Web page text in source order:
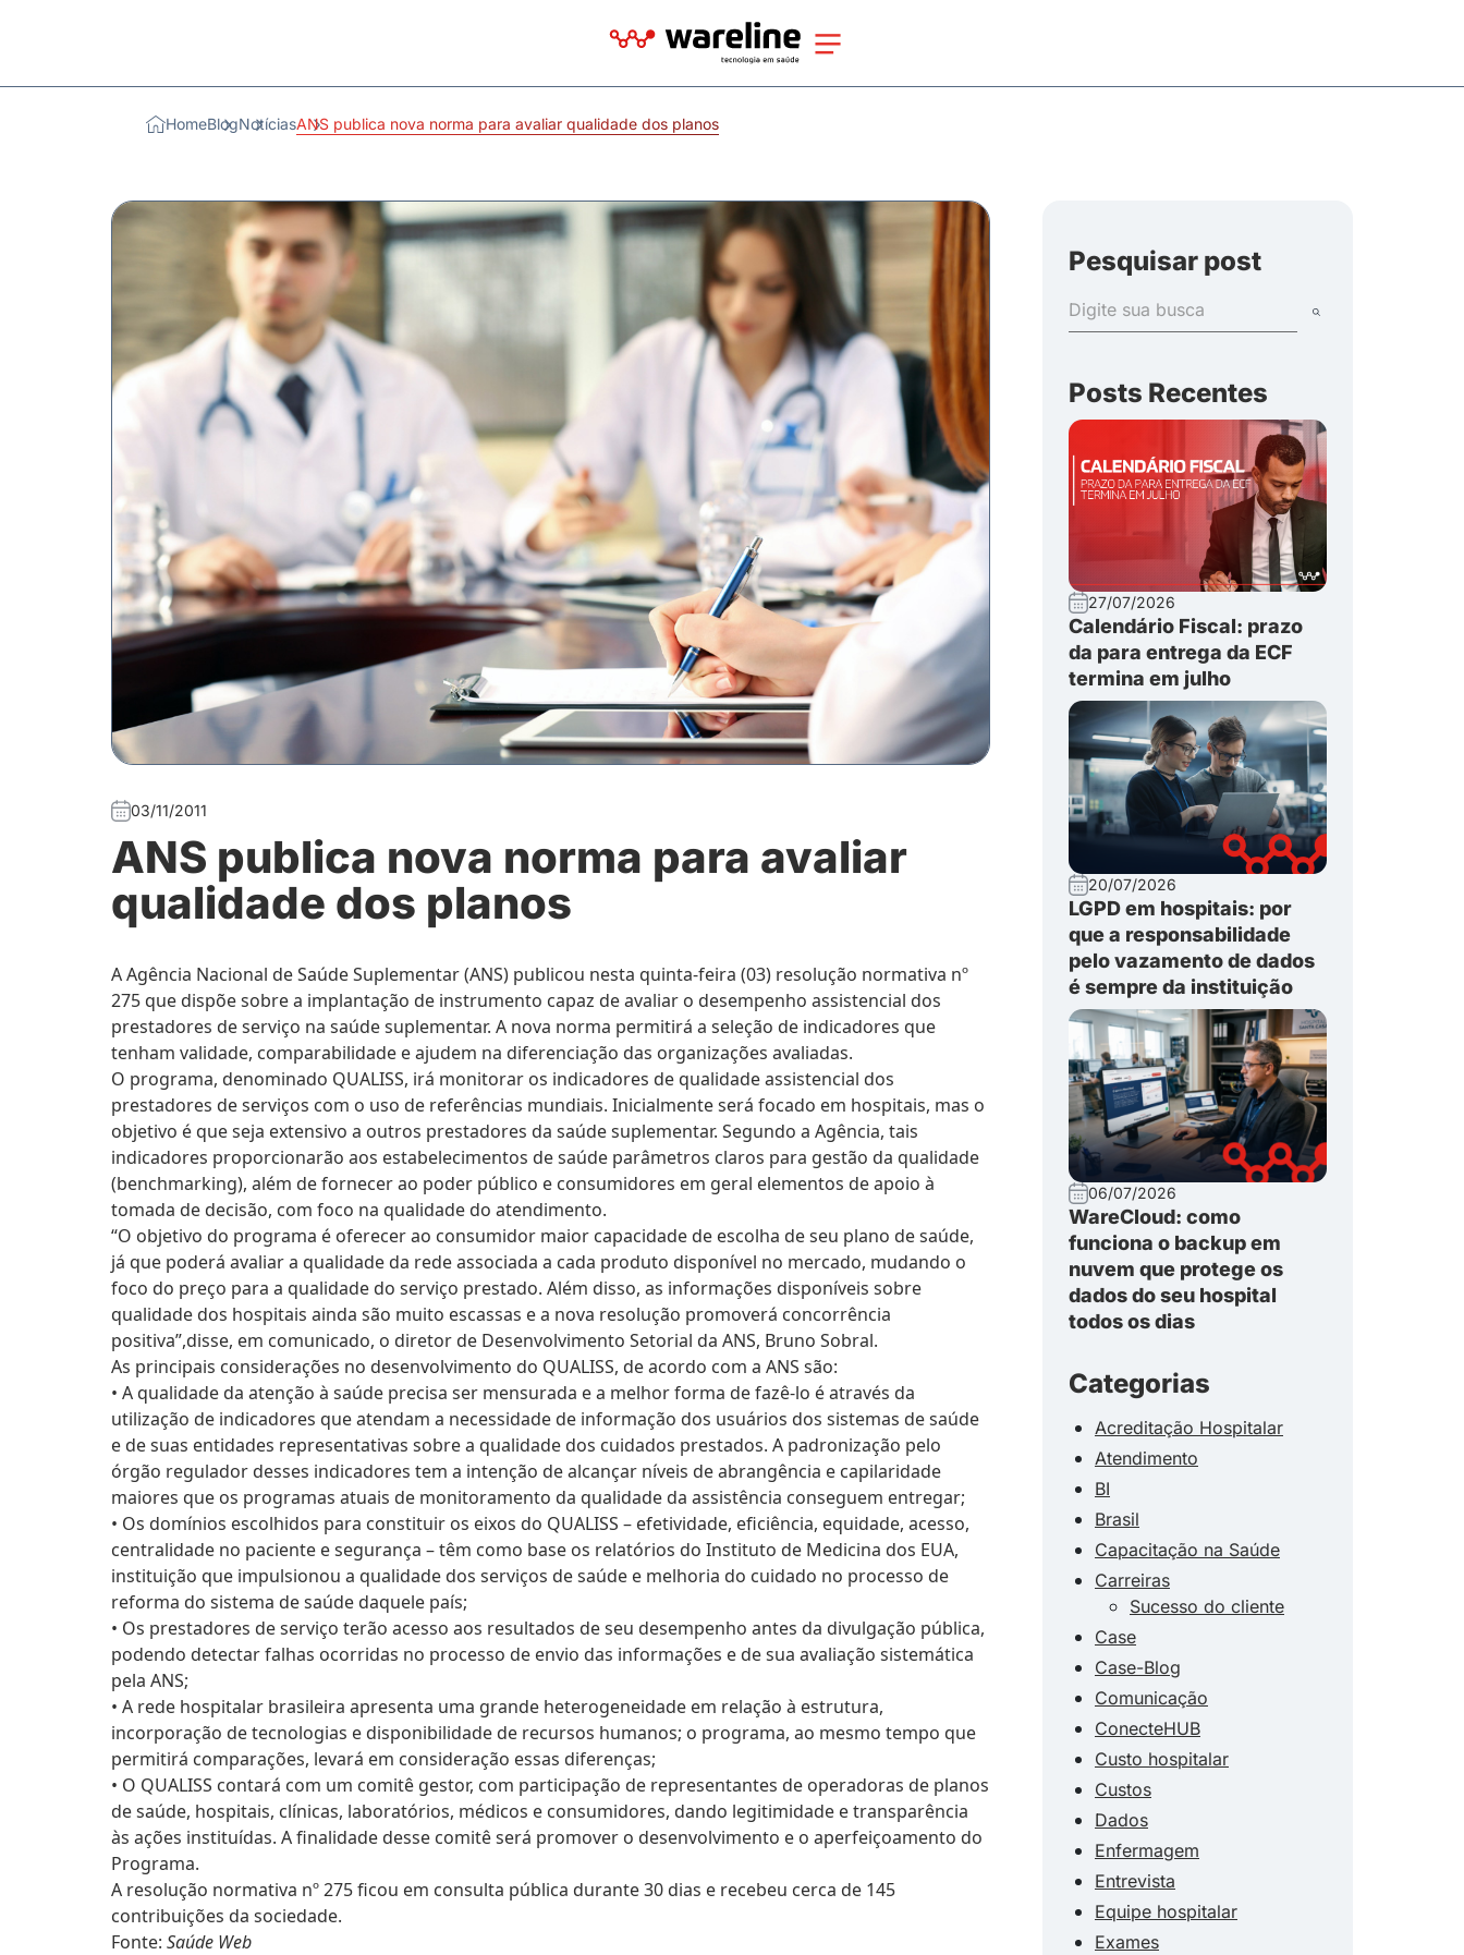
HomeBlogNotíciasANS publica nova norma para avaliar qualidade dos planos
03/11/2011
ANS publica nova norma para avaliar
qualidade dos planos
A Agência Nacional de Saúde Suplementar (ANS) publicou nesta quinta-feira (03) resolução normativa nº
275 que dispõe sobre a implantação de instrumento capaz de avaliar o desempenho assistencial dos
prestadores de serviço na saúde suplementar. A nova norma permitirá a seleção de indicadores que
tenham validade, comparabilidade e ajudem na diferenciação das organizações avaliadas.
O programa, denominado QUALISS, irá monitorar os indicadores de qualidade assistencial dos
prestadores de serviços com o uso de referências mundiais. Inicialmente será focado em hospitais, mas o
objetivo é que seja extensivo a outros prestadores da saúde suplementar. Segundo a Agência, tais
indicadores proporcionarão aos estabelecimentos de saúde parâmetros claros para gestão da qualidade
(benchmarking), além de fornecer ao poder público e consumidores em geral elementos de apoio à
tomada de decisão, com foco na qualidade do atendimento.
“O objetivo do programa é oferecer ao consumidor maior capacidade de escolha de seu plano de saúde,
já que poderá avaliar a qualidade da rede associada a cada produto disponível no mercado, mudando o
foco do preço para a qualidade do serviço prestado. Além disso, as informações disponíveis sobre
qualidade dos hospitais ainda são muito escassas e a nova resolução promoverá concorrência
positiva”,disse, em comunicado, o diretor de Desenvolvimento Setorial da ANS, Bruno Sobral.
As principais considerações no desenvolvimento do QUALISS, de acordo com a ANS são:
• A qualidade da atenção à saúde precisa ser mensurada e a melhor forma de fazê-lo é através da
utilização de indicadores que atendam a necessidade de informação dos usuários dos sistemas de saúde
e de suas entidades representativas sobre a qualidade dos cuidados prestados. A padronização pelo
órgão regulador desses indicadores tem a intenção de alcançar níveis de abrangência e capilaridade
maiores que os programas atuais de monitoramento da qualidade da assistência conseguem entregar;
• Os domínios escolhidos para constituir os eixos do QUALISS – efetividade, eficiência, equidade, acesso,
centralidade no paciente e segurança – têm como base os relatórios do Instituto de Medicina dos EUA,
instituição que impulsionou a qualidade dos serviços de saúde e melhoria do cuidado no processo de
reforma do sistema de saúde daquele país;
• Os prestadores de serviço terão acesso aos resultados de seu desempenho antes da divulgação pública,
podendo detectar falhas ocorridas no processo de envio das informações e de sua avaliação sistemática
pela ANS;
• A rede hospitalar brasileira apresenta uma grande heterogeneidade em relação à estrutura,
incorporação de tecnologias e disponibilidade de recursos humanos; o programa, ao mesmo tempo que
permitirá comparações, levará em consideração essas diferenças;
• O QUALISS contará com um comitê gestor, com participação de representantes de operadoras de planos
de saúde, hospitais, clínicas, laboratórios, médicos e consumidores, dando legitimidade e transparência
às ações instituídas. A finalidade desse comitê será promover o desenvolvimento e o aperfeiçoamento do
Programa.
A resolução normativa nº 275 ficou em consulta pública durante 30 dias e recebeu cerca de 145
contribuições da sociedade.
Fonte: Saúde Web
Pesquisar post
Posts Recentes
27/07/2026
Calendário Fiscal: prazo
da para entrega da ECF
termina em julho
20/07/2026
LGPD em hospitais: por
que a responsabilidade
pelo vazamento de dados
é sempre da instituição
06/07/2026
WareCloud: como
funciona o backup em
nuvem que protege os
dados do seu hospital
todos os dias
Categorias
Acreditação Hospitalar
Atendimento
BI
Brasil
Capacitação na Saúde
Carreiras
Sucesso do cliente
Case
Case-Blog
Comunicação
ConecteHUB
Custo hospitalar
Custos
Dados
Enfermagem
Entrevista
Equipe hospitalar
Exames